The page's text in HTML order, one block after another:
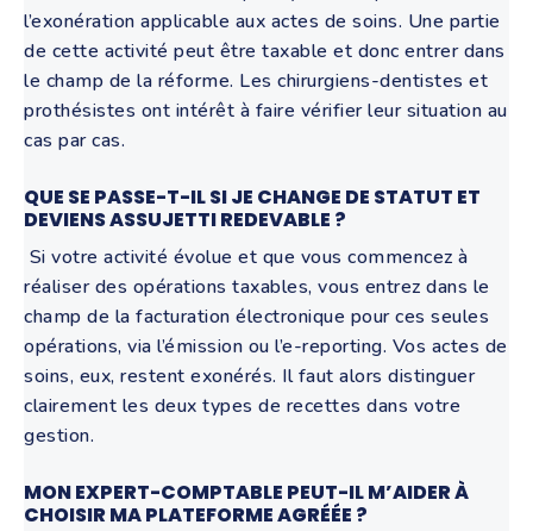
l’exonération applicable aux actes de soins. Une partie
de cette activité peut être taxable et donc entrer dans
le champ de la réforme. Les chirurgiens-dentistes et
prothésistes ont intérêt à faire vérifier leur situation au
cas par cas.
QUE SE PASSE-T-IL SI JE CHANGE DE STATUT ET
DEVIENS ASSUJETTI REDEVABLE ?
Si votre activité évolue et que vous commencez à
réaliser des opérations taxables, vous entrez dans le
champ de la facturation électronique pour ces seules
opérations, via l’émission ou l’e-reporting. Vos actes de
soins, eux, restent exonérés. Il faut alors distinguer
clairement les deux types de recettes dans votre
gestion.
MON EXPERT-COMPTABLE PEUT-IL M’AIDER À
CHOISIR MA PLATEFORME AGRÉÉE ?